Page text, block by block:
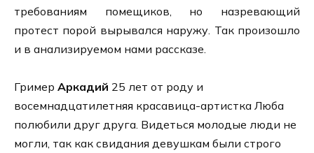
требованиям помещиков, но назревающий
протест порой вырывался наружу. Так произошло
и в анализируемом нами рассказе.
Гример Аркадий 25 лет от роду и
восемнадцатилетняя красавица-артистка Люба
полюбили друг друга. Видеться молодые люди не
могли, так как свидания девушкам были строго